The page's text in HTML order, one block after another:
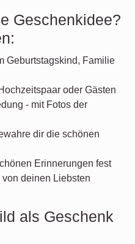
Geschenkidee?
Geburtstagskind, Familie
oder Gästen
- mit Fotos der
dir die schönen
Erinnerungen fest
deinen Liebsten
als Geschenk